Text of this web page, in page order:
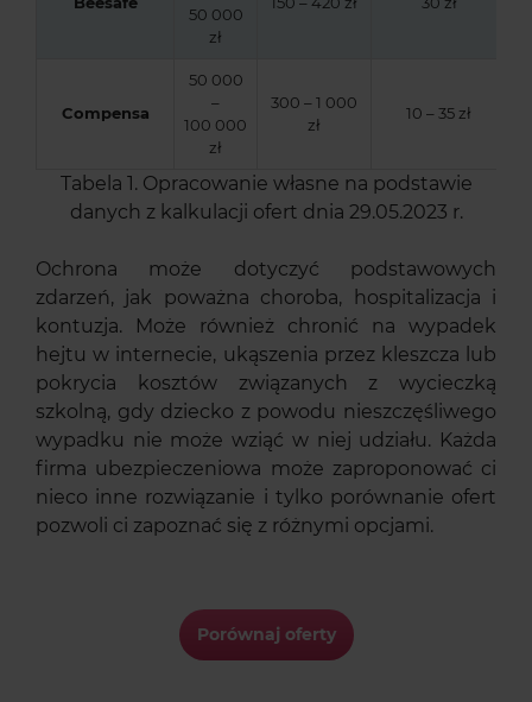
50 000
zł
Compensa
50 000
–
100 000
zł
300 – 1 000
zł
10 – 35 zł
Tabela 1. Opracowanie własne na podstawie
danych z kalkulacji ofert dnia 29.05.2023 r.
Ochrona może dotyczyć podstawowych
zdarzeń, jak poważna choroba, hospitalizacja i
kontuzja. Może również chronić na wypadek
hejtu w internecie, ukąszenia przez kleszcza lub
pokrycia kosztów związanych z wycieczką
szkolną, gdy dziecko z powodu nieszczęśliwego
wypadku nie może wziąć w niej udziału. Każda
firma ubezpieczeniowa może zaproponować ci
nieco inne rozwiązanie i tylko porównanie ofert
pozwoli ci zapoznać się z różnymi opcjami.
Porównaj oferty